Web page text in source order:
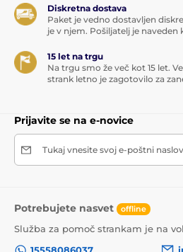
Diskretna dostava
Paket je vedno dostavljen
je v njem. Pošiljatelj je naveden
15 let na trgu
Na trgu smo že več kot 15 let.
strank letno je zagotovilo za
Prijavite se na e-novice
Tukaj vnesite svoj e-poštni naslov
Potrebujete nasvet offline
Služba za pomoč strankam je na